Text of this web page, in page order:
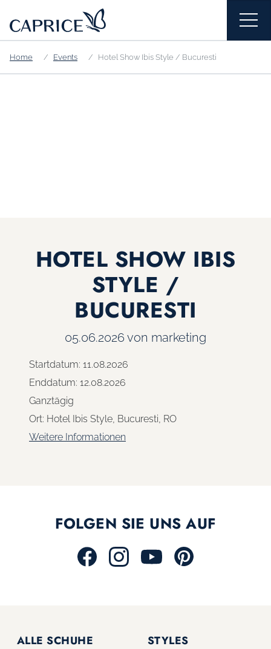
Home Events Hotel Show Ibis Style / Bucuresti
HOTEL SHOW IBIS
STYLE /
BUCURESTI
05.06.2026 von marketing
Startdatum: 11.08.2026
Enddatum: 12.08.2026
Ganztägig
Ort: Hotel Ibis Style, Bucuresti, RO
Weitere Informationen
FOLGEN SIE UNS AUF
ALLE SCHUHE STYLES